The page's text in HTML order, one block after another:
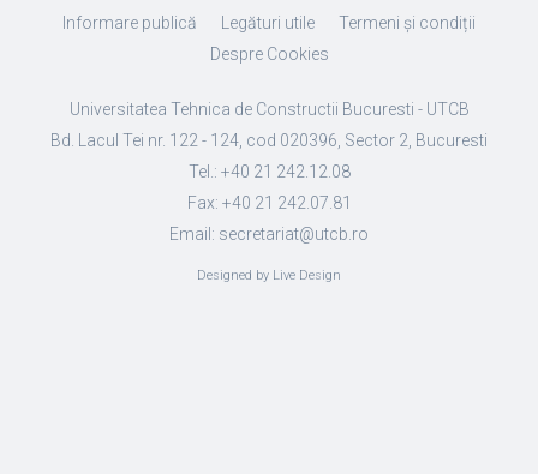
Informare publică Legături utile
Termeni și condiții
Despre Cookies
Universitatea Tehnica de Constructii Bucuresti - UTCB
Bd. Lacul Tei nr. 122 - 124, cod 020396, Sector 2, Bucuresti
Tel.: +40 21 242.12.08
Fax: +40 21 242.07.81
Email: secretariat@utcb.ro
Designed by Live Design